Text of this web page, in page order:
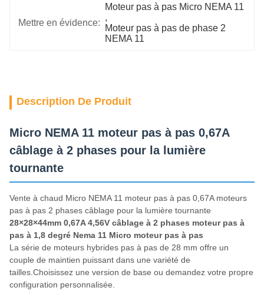
Mettre en évidence:
Moteur pas à pas Micro NEMA 11
,
Moteur pas à pas de phase 2
NEMA 11
Description De Produit
Micro NEMA 11 moteur pas à pas 0,67A
câblage à 2 phases pour la lumière
tournante
Vente à chaud Micro NEMA 11 moteur pas à pas 0,67A moteurs
pas à pas 2 phases câblage pour la lumière tournante
28×28×44mm 0,67A 4,56V câblage à 2 phases moteur pas à
pas à 1,8 degré Nema 11 Micro moteur pas à pas
La série de moteurs hybrides pas à pas de 28 mm offre un
couple de maintien puissant dans une variété de
tailles.Choisissez une version de base ou demandez votre propre
configuration personnalisée.